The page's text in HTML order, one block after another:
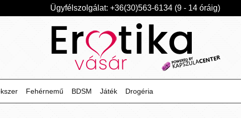
Ügyfélszolgálat: +36(30)563-6134 (9 - 14 óráig)
Fehérnemű BDSM Játék Drogéria